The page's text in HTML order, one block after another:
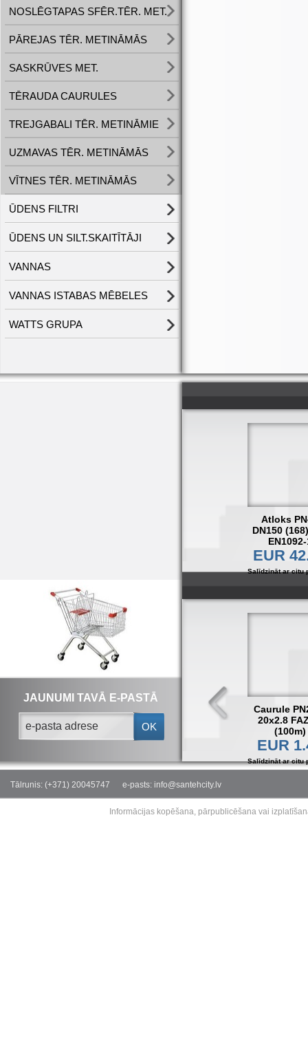
NOSLĒGTAPAS SFĒR.TĒR. MET.
PĀREJAS TĒR. METINĀMĀS
SASKRŪVES MET.
TĒRAUDA CAURULES
TREJGABALI TĒR. METINĀMIE
UZMAVAS TĒR. METINĀMĀS
VĪTNES TĒR. METINĀMĀS
ŪDENS FILTRI
ŪDENS UN SILT.SKAITĪTĀJI
VANNAS
VANNAS ISTABAS MĒBELES
WATTS GRUPA
JAUNUMI TAVĀ E-PASTĀ
OK
Atloks
DN150
EUR
Salīdzināt ar citu
Caurule
20x2.8
(100m)
EUR
Salīdzināt ar citu
Tālrunis: (+371) 20045747 e-pasts: info@santehcity.lv
Informācijas kopēšana, pārpublicēšana vai